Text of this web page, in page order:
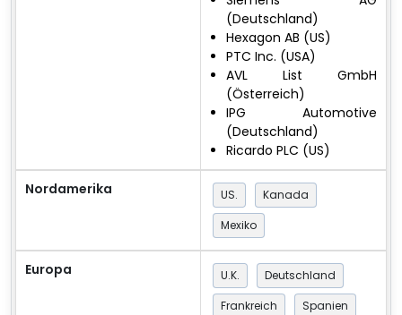
(Deutschland)
Hexagon AB (US)
PTC Inc. (USA)
AVL List GmbH
(Österreich)
IPG Automotive
(Deutschland)
Ricardo PLC (US)
Nordamerika US.
Kanada
Mexiko
Europa U.K.
Deutschland
Frankreich
Spanien